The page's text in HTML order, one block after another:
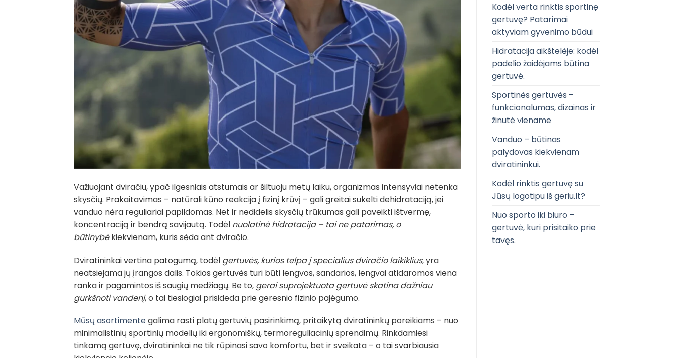
Važiuojant dviračiu, ypač ilgesniais atstumais ar šiltuoju metų laiku, organizmas intensyviai netenka
skysčių. Prakaitavimas – natūrali kūno reakcija į fizinį krūvį – gali greitai sukelti dehidrataciją, jei
vanduo nėra reguliariai papildomas. Net ir nedidelis skysčių trūkumas gali paveikti ištvermę,
koncentraciją ir bendrą savijautą. Todėl nuolatinė hidratacija – tai ne patarimas, o
būtinybėkiekvienam, kuris sėda ant dviračio.
Dviratininkai vertina patogumą, todėl gertuvės, kurios telpa į specialius dviračio laikiklius, yra
neatsiejama jų įrangos dalis. Tokios gertuvės turi būti lengvos, sandarios, lengvai atidaromos viena
ranka ir pagamintos iš saugių medžiagų. Be to, gerai suprojektuota gertuvė skatina dažniau
gurkšnoti vandenį, o tai tiesiogiai prisideda prie geresnio fizinio pajėgumo.
Mūsų asortimentegalima rasti platų gertuvių pasirinkimą, pritaikytą dviratininkų poreikiams – nuo
minimalistinių sportinių modelių iki ergonomiškų, termoreguliacinių sprendimų. Rinkdamiesi
tinkamą gertuvę, dviratininkai ne tik rūpinasi savo komfortu, bet ir sveikata – o tai svarbiausia
Kodėl verta rinktis sportinę
gertuvę? Patarimai
aktyviam gyvenimo būdui
Hidratacija aikštelėje: kodėl
padelio žaidėjams būtina
gertuvė.
Sportinės gertuvės –
funkcionalumas, dizainas ir
žinutė viename
Vanduo – būtinas
palydovas kiekvienam
dviratininkui.
Kodėl rinktis gertuvę su
Jūsų logotipu iš geriu.lt?
Nuo sporto iki biuro –
gertuvė, kuri prisitaiko prie
tavęs.